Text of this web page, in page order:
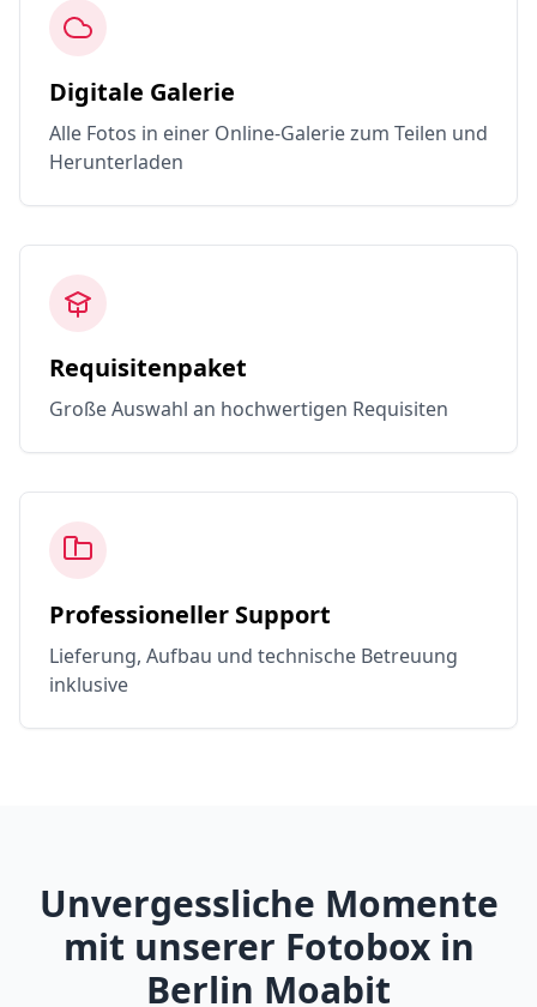
Digitale Galerie
Alle Fotos in einer Online-Galerie zum Teilen und
Herunterladen
Requisitenpaket
Große Auswahl an hochwertigen Requisiten
Professioneller Support
Lieferung, Aufbau und technische Betreuung
inklusive
Unvergessliche Momente
mit unserer Fotobox in
Berlin Moabit